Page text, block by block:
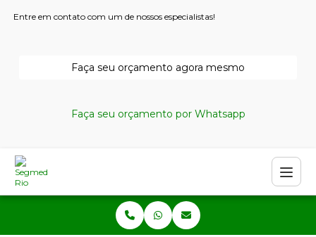
Entre em contato com um de nossos especialistas!
Faça seu orçamento agora mesmo
Faça seu orçamento por Whatsapp